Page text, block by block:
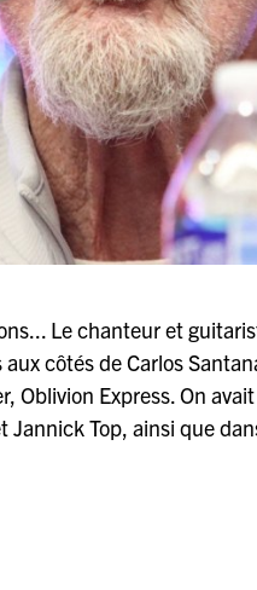
Le chanteur et
côtés de Carlos
Oblivion Express. On
Top, ainsi que